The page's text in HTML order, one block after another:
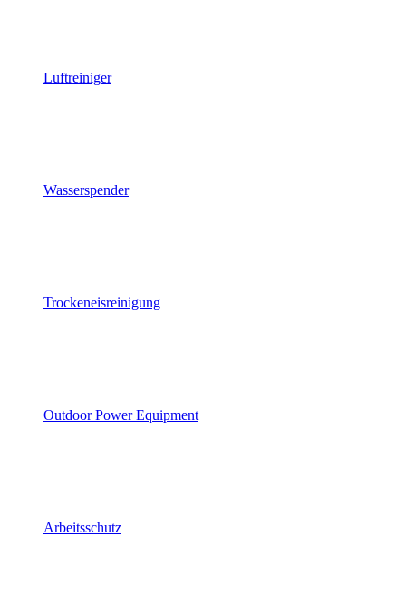
Luftreiniger
Wasserspender
Trockeneisreinigung
Outdoor Power Equipment
Arbeitsschutz